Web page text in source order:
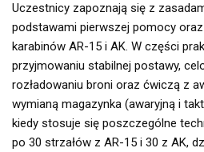
Uczestnicy zapoznają się z
podstawami pierwszej pomocy oraz
karabinów AR-15 i AK. W części
przyjmowaniu stabilnej postawy,
rozładowaniu broni oraz ćwiczą z
wymianą magazynka (awaryjną i
kiedy stosuje się poszczególne
po 30 strzałów z AR-15 i 30 z AK,